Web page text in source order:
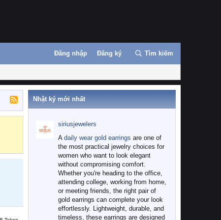
Đăng nhập Đăng ký Tìm kiếm
Nhật ký mới nhất
siriusjewelers
A daily wear gold earrings are one of
the most practical jewelry choices for
women who want to look elegant
without compromising comfort.
Whether you're heading to the office,
attending college, working from home,
or meeting friends, the right pair of
gold earrings can complete your look
effortlessly. Lightweight, durable, and
timeless, these earrings are designed